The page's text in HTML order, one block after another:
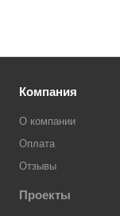
Компания
О компании
Оплата
Отзывы
Проекты